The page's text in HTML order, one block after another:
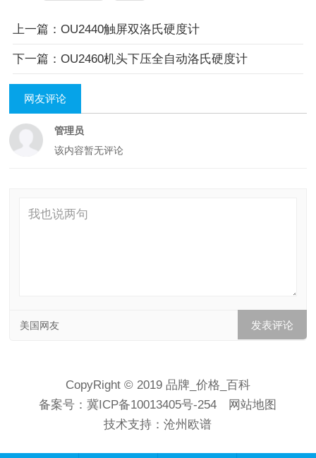
上一篇：OU2440触屏双洛氏硬度计
下一篇：OU2460机头下压全自动洛氏硬度计
网友评论
管理员
该内容暂无评论
美国网友
CopyRight © 2019 品牌_价格_百科
备案号：冀ICP备10013405号-254
网站地图
技术支持：沧州欧谱